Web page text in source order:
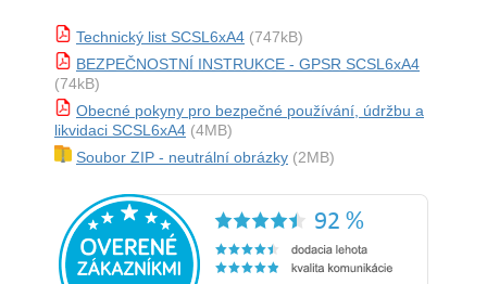
Technický list SCSL6xA4 (747kB)
BEZPEČNOSTNÍ INSTRUKCE - GPSR SCSL6xA4
(74kB)
Obecné pokyny pro bezpečné používání, údržbu a
likvidaci SCSL6xA4 (4MB)
Soubor ZIP - neutrální obrázky (2MB)